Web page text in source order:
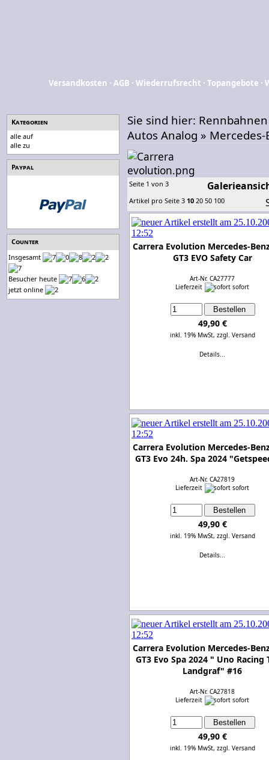
Versandkosten ·AGB ·Wiederrufsrecht ·Topangebote ·
Kategorien
alle auf
alle zu
Paypal
Counter
Insgesamt
Besucher heute
jetzt online
Sie sind hier: Rennbahnen
Autos Analog » Mercedes-
Seite 1 von 3
Artikel pro Seite 3 10 20 50 100
Carrera Evolution Mercedes-
GT3 EVO Safety Car
Art-Nr. CA27777
Lieferzeit
sofort
49,90 €
inkl. 19% MwSt, zzgl. Versand
Details...
Carrera Evolution Mercedes-
GT3 Evo 24h. Spa 2024
Art-Nr. CA27819
Lieferzeit
sofort
49,90 €
inkl. 19% MwSt, zzgl. Versand
Details...
Carrera Evolution Mercedes-
GT3 Evo Spa 2024 " Uno Racing
Landgraf" #16
Art-Nr. CA27818
Lieferzeit
sofort
49,90 €
inkl. 19% MwSt, zzgl. Versand